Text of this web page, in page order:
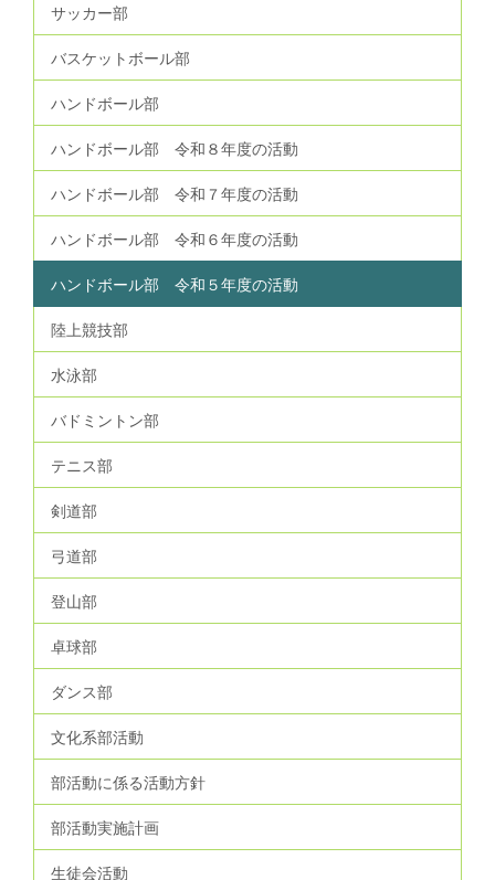
サッカー部
バスケットボール部
ハンドボール部
ハンドボール部 令和８年度の活動
ハンドボール部 令和７年度の活動
ハンドボール部 令和６年度の活動
ハンドボール部 令和５年度の活動
陸上競技部
水泳部
バドミントン部
テニス部
剣道部
弓道部
登山部
卓球部
ダンス部
文化系部活動
部活動に係る活動方針
部活動実施計画
生徒会活動